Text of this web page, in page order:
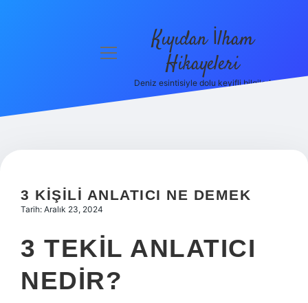
Hakkımızda
menüyü
Kıyıdan İlham
Hikayeleri
Deniz esintisiyle dolu keyifli bilgiler!
3 KIŞILI ANLATICI NE DEMEK
Tarih: Aralık 23, 2024
3 TEKIL ANLATICI
NEDIR?